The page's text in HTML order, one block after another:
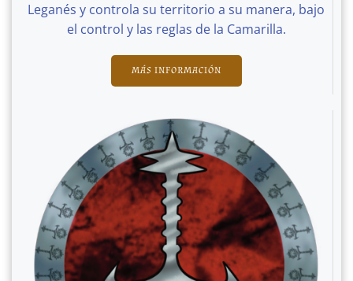
Leganés y controla su territorio a su manera, bajo
el control y las reglas de la Camarilla.
MÁS INFORMACIÓN